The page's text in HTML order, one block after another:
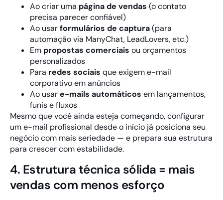
Ao criar uma página de vendas (o contato
precisa parecer confiável)
Ao usarformulários de captura(para
automação via ManyChat, LeadLovers, etc.)
Em propostas comerciais ou orçamentos
personalizados
Para redes sociais que exigem e-mail
corporativo em anúncios
Ao usare-mails automáticos em lançamentos,
funis e fluxos
Mesmo que você ainda esteja começando, configurar
um e-mail profissional desde o início já posiciona seu
negócio com mais seriedade — e prepara sua estrutura
para crescer com estabilidade.
4. Estrutura técnica sólida = mais
vendas com menos esforço